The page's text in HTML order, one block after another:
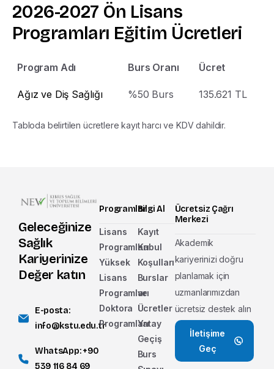
2026-2027 Ön Lisans
Programları Eğitim Ücretleri
Program Adı Burs Oranı Ücret
Ağız ve Diş Sağlığı %50 Burs 135.621 TL
Tabloda belirtilen ücretlere kayıt harcı ve KDV dahildir.
Geleceğinize
Sağlık
Kariyerinize
Değer katın
E-posta:
info@kstu.edu.tr
WhatsApp: +90
539 116 84 69
Programlar
Lisans
Programları
Yüksek
Lisans
Programları
Doktora
Programları
Bilgi Al
Kayıt
Kabul
Koşulları
Burslar
ve
Ücretler
Yatay
Geçiş
Burs
Ücretsiz Çağrı
Merkezi
Akademik
kariyerinizi doğru
planlamak için
uzmanlarımızdan
ücretsiz destek alın
İletişime
Geç